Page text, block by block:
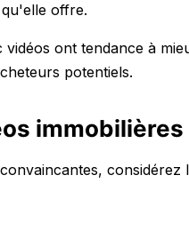
offre.
vidéos ont tendance à
potentiels.
considérez